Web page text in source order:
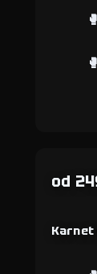
od
Karnet